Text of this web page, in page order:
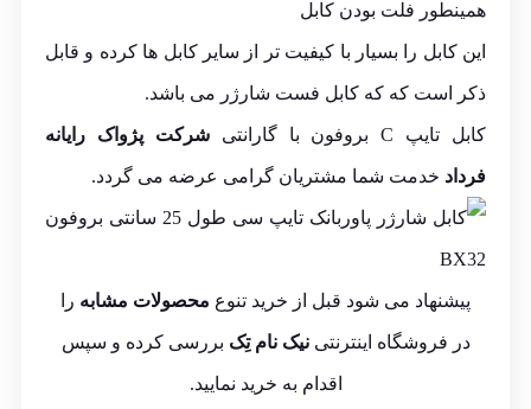
همینطور فلت بودن کابل
این کابل را بسیار با کیفیت تر از سایر کابل ها کرده و قابل
ذکر است که که کابل فست شارژر می باشد.
کابل تایپ C بروفون با گارانتی شرکت پژواک رایانه
فرداد خدمت شما مشتریان گرامی عرضه می گردد.
پیشنهاد می شود قبل از خرید تنوع محصولات مشابه را
در فروشگاه اینترنتینیک نام تِک بررسی کرده و سپس
اقدام به خرید نمایید.